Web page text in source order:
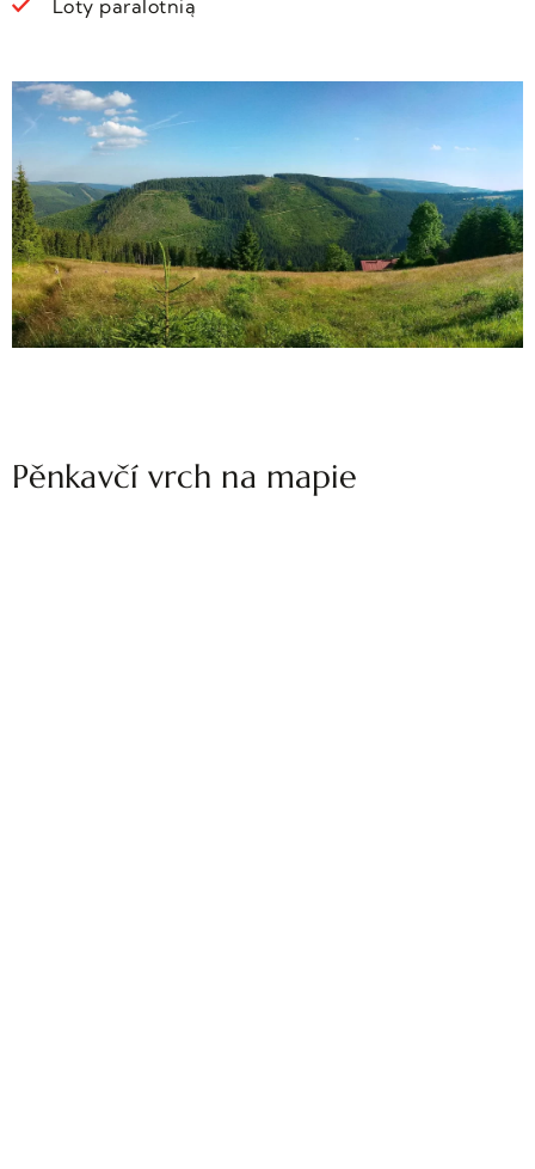
Loty paralotnią
Pěnkavčí vrch na mapie